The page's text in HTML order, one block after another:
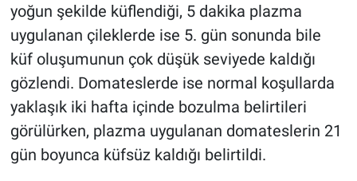
yoğun şekilde küflendiği, 5 dakika plazma
uygulanan çileklerde ise 5. gün sonunda bile
küf oluşumunun çok düşük seviyede kaldığı
gözlendi. Domateslerde ise normal koşullarda
yaklaşık iki hafta içinde bozulma belirtileri
görülürken, plazma uygulanan domateslerin 21
gün boyunca küfsüz kaldığı belirtildi.